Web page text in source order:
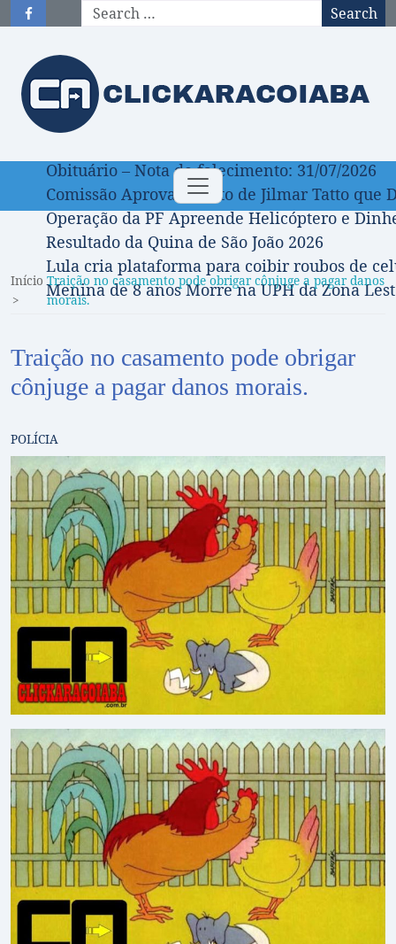
Search
Toggle
navigation
Obituário – Nota de falecimento: 31/07/2026
Comissão Aprova Projeto de Jilmar Tatto
Operação da PF Apreende Helicóptero e
Resultado da Quina de São João 2026
Lula cria plataforma para coibir roubos de
Menina de 8 anos Morre na UPH da Zona
Início Traição no casamento pode obrigar cônjuge a pagar danos
morais.
Traição no casamento pode obrigar
cônjuge a pagar danos morais.
POLÍCIA